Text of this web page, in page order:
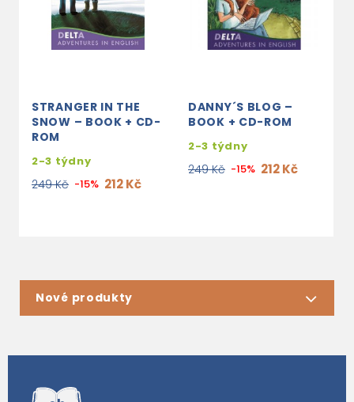
STRANGER IN THE
SNOW – BOOK + CD-
ROM
2-3 týdny
249 Kč -15% 212 Kč
DANNY´S BLOG –
BOOK + CD-ROM
2-3 týdny
249 Kč -15% 212 Kč
Nové produkty